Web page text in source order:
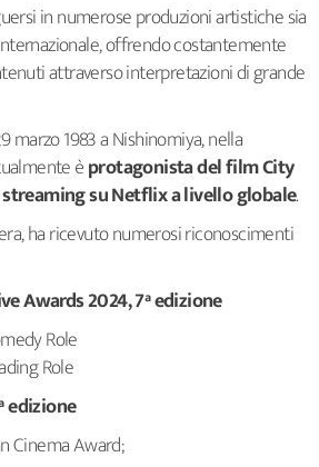
in numerose produzioni artistiche sia
offrendo costantemente
attraverso interpretazioni di grande
marzo 1983 a Nishinomiya, nella
èprotagonista del film City
su Netflix a livello globale.
ha ricevuto numerosi riconoscimenti
Awards 2024, 7ª edizione
Role
Role
edizione
Cinema Award;